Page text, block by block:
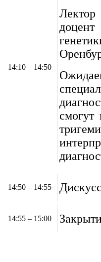
14:10 – 14:50
Лектор
14:50 – 14:55
14:55 – 15:00